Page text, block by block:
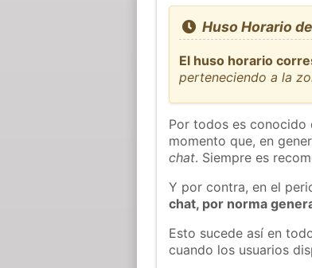
Huso Horario
El huso horario
perteneciendo a la
Por todos es conocido
momento que, en
chat. Siempre es
Y por contra, en el
chat, por norma
Esto sucede así en
cuando los usuarios